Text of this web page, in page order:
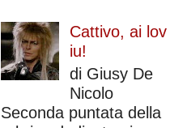
Cattivo, ai lov
iu!
di Giusy De
Nicolo
Seconda puntata della